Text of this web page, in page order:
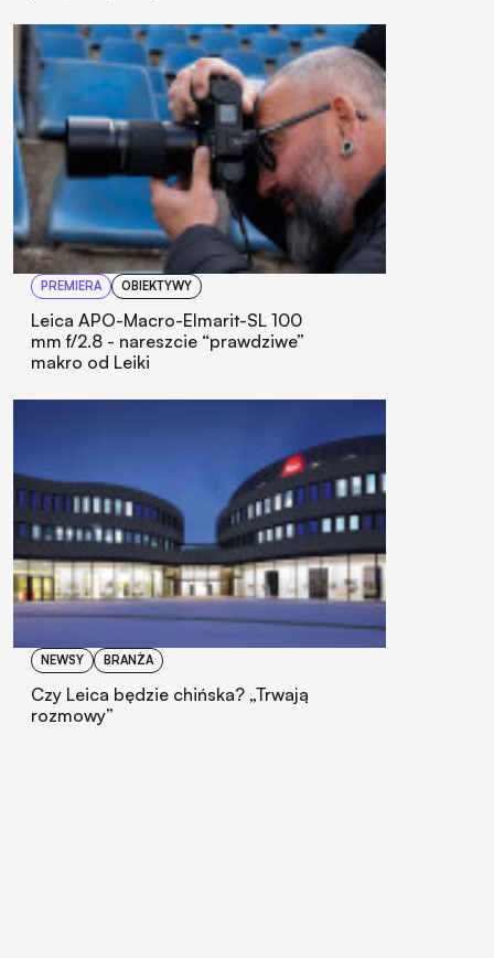
PREMIERA OBIEKTYWY
Leica APO-Macro-Elmarit-SL 100
mm f/2.8 - nareszcie “prawdziwe”
makro od Leiki
NEWSY BRANŻA
Czy Leica będzie chińska? „Trwają
rozmowy”